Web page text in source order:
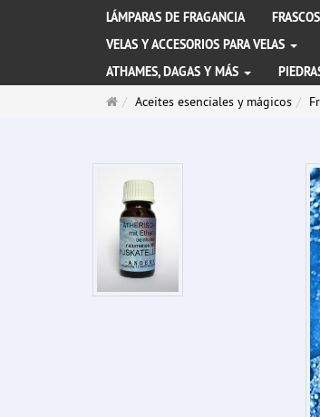
LÁMPARAS DE FRAGANCIA
VELAS Y ACCESORIOS PARA VELAS
ATHAMES, DAGAS Y MÁS
PáginaAceites esenciales y mágicos